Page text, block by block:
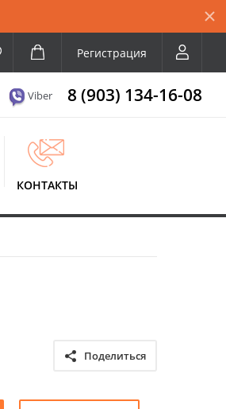
Регистрация
Viber 8 (903) 134-16-08
КОНТАКТЫ
Поделиться